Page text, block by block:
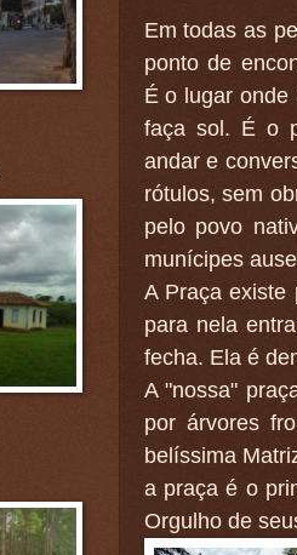
Em todas as
ponto de
É o lugar onde
faça sol. É o
andar e
rótulos, sem
pelo povo
munícipes
A Praça existe
para nela
fecha. Ela é
A "nossa"
por árvores
belíssima
a praça é o
Orgulho de